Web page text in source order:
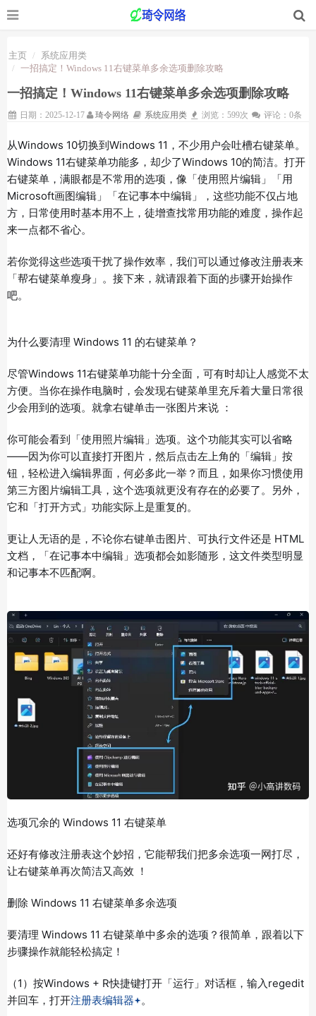
主页
系统应用类
一招搞定！Windows 11右键菜单多余选项删除攻略
一招搞定！Windows 11右键菜单多余选项删除攻略
日期：2025-12-17 琦令网络 系统应用类 浏览：599次 评论：0条
从Windows 10切换到Windows 11，不少用户会吐槽右键菜单。
Windows 11右键菜单功能多，却少了Windows 10的简洁。打开
右键菜单，满眼都是不常用的选项，像「使用照片编辑」「用
Microsoft画图编辑」「在记事本中编辑」，这些功能不仅占地
方，日常使用时基本用不上，徒增查找常用功能的难度，操作起
来一点都不省心。
若你觉得这些选项干扰了操作效率，我们可以通过修改注册表来
「帮右键菜单瘦身」。接下来，就请跟着下面的步骤开始操作
吧。
为什么要清理 Windows 11 的右键菜单？
尽管Windows 11右键菜单功能十分全面，可有时却让人感觉不太
方便。当你在操作电脑时，会发现右键菜单里充斥着大量日常很
少会用到的选项。就拿右键单击一张图片来说 ：
你可能会看到「使用照片编辑」选项。这个功能其实可以省略
——因为你可以直接打开图片，然后点击左上角的「编辑」按
钮，轻松进入编辑界面，何必多此一举？而且，如果你习惯使用
第三方图片编辑工具，这个选项就更没有存在的必要了。另外，
它和「打开方式」功能实际上是重复的。
更让人无语的是，不论你右键单击图片、可执行文件还是 HTML
文档，「在记事本中编辑」选项都会如影随形，这文件类型明显
和记事本不匹配啊。
选项冗余的 Windows 11 右键菜单
还好有修改注册表这个妙招，它能帮我们把多余选项一网打尽，
让右键菜单再次简洁又高效 ！
删除 Windows 11 右键菜单多余选项
要清理 Windows 11 右键菜单中多余的选项？很简单，跟着以下
步骤操作就能轻松搞定！
（1）按Windows + R快捷键打开「运行」对话框，输入regedit
并回车，打开注册表编辑器 。